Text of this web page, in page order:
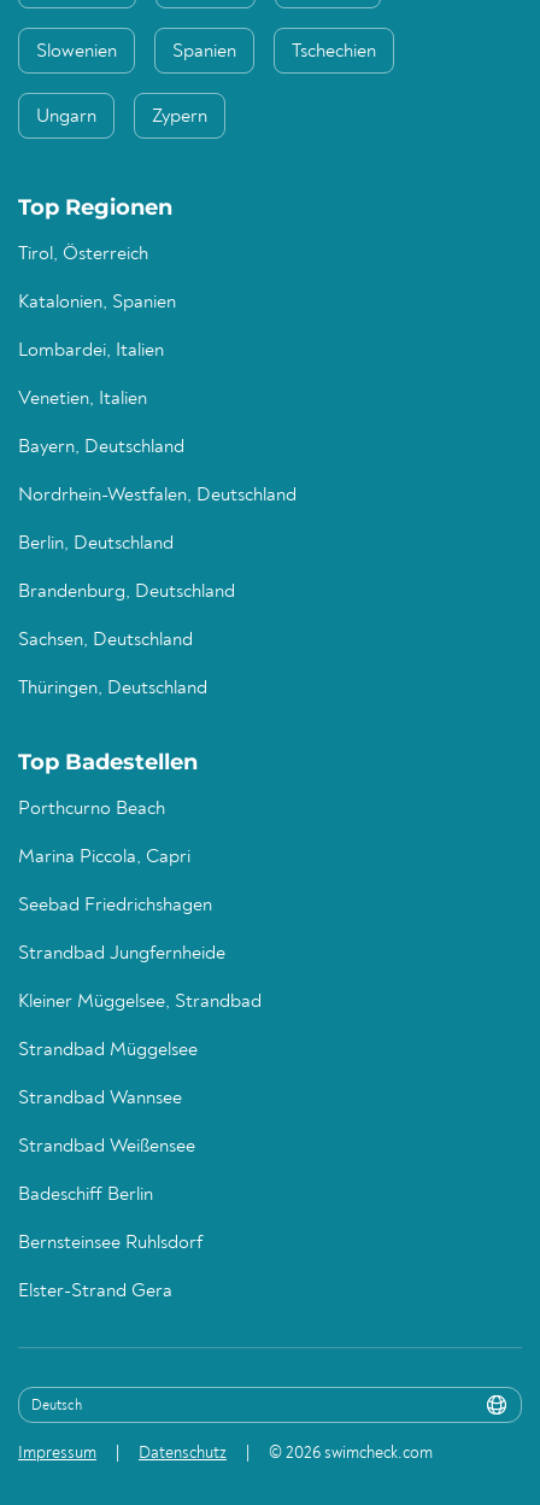
Slowenien Spanien Tschechien
Ungarn Zypern
Top Regionen
Tirol, Österreich
Katalonien, Spanien
Lombardei, Italien
Venetien, Italien
Bayern, Deutschland
Nordrhein-Westfalen, Deutschland
Berlin, Deutschland
Brandenburg, Deutschland
Sachsen, Deutschland
Thüringen, Deutschland
Top Badestellen
Porthcurno Beach
Marina Piccola, Capri
Seebad Friedrichshagen
Strandbad Jungfernheide
Kleiner Müggelsee, Strandbad
Strandbad Müggelsee
Strandbad Wannsee
Strandbad Weißensee
Badeschiff Berlin
Bernsteinsee Ruhlsdorf
Elster-Strand Gera
Impressum Datenschutz © 2026 swimcheck.com